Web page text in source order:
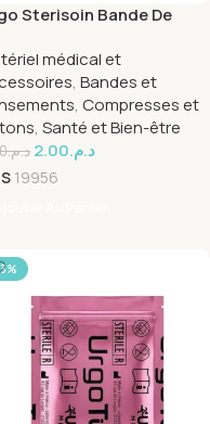
Sterisoin Bande De
médical et
, Bandes et
, Compresses et
, Santé et Bien-être
د.م. د.م.2.00
19956